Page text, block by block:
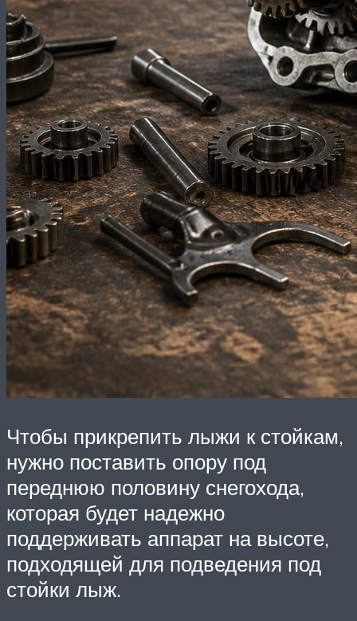
Чтобы прикрепить лыжи к стойкам,
нужно поставить опору под
переднюю половину снегохода,
которая будет надежно
поддерживать аппарат на высоте,
подходящей для подведения под
стойки лыж.